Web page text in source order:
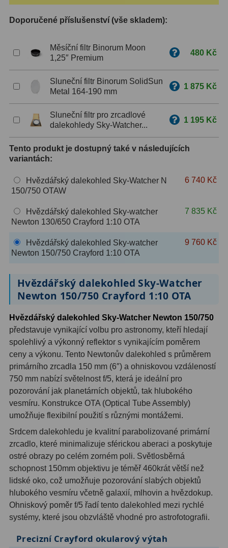
Filtry
44
CLS a UHC 18
Širokopásmové13
OIII 9
Hβ6
Planetární2
Barevné66
Barlow 2x38
Barlow 3x12
Barlow 4x3
Barlow 5x8
Převracecí 4
Hledáčky28
Optické hledáčky15
Red Dot hledáčky
Sluneční hledáčky3
Úchyty a držáky hledáčků4
Příslušenství54
Redukce 1,25" a 2"17
Svítilny 5
Čištění28
Doporučené příslušenství (vše skladem):
Měsíční filtr Binorum Moon
1,25″ Premium
480 Kč
Sluneční filtr Binorum SolidSun
Metal 164-190 mm
1 875 Kč
Sluneční filtr pro zrcadlové
dalekohledy Sky-Watcher...
1 195 Kč
Tento produkt je dostupný také v následujících
variantách:
Hvězdářský dalekohled Sky-Watcher N
150/750 OTAW
6 740 Kč
Hvězdářský dalekohled Sky-watcher
Newton 130/650 Crayford 1:10 OTA
7 835 Kč
Hvězdářský dalekohled Sky-watcher
Newton 150/750 Crayford 1:10 OTA
9 760 Kč
Hvězdářský dalekohled Sky-Watcher
Newton 150/750 Crayford 1:10 OTA
Hvězdářský dalekohled Sky-Watcher Newton 150/750
představuje vynikající volbu pro astronomy, kteří hledají
spolehlivý a výkonný reflektor s vynikajícím poměrem
ceny a výkonu. Tento Newtonův dalekohled s průměrem
primárního zrcadla 150 mm (6″) a ohniskovou vzdáleností
750 mm nabízí světelnost f/5, která je ideální pro
pozorování jak planetárních objektů, tak hlubokého
vesmíru. Konstrukce OTA (Optical Tube Assembly)
umožňuje flexibilní použití s různými montážemi.
Srdcem dalekohledu je kvalitní parabolizované primární
zrcadlo, které minimalizuje sférickou aberaci a poskytuje
ostré obrazy po celém zorném poli. Světlosběrná
schopnost 150mm objektivu je téměř 460krát větší než
lidské oko, což umožňuje pozorování slabých objektů
hlubokého vesmíru včetně galaxií, mlhovin a hvězdokup.
Ohniskový poměr f/5 řadí tento dalekohled mezi rychlé
systémy, které jsou obzvláště vhodné pro astrofotografii.
Precizní Crayford okularový výtah